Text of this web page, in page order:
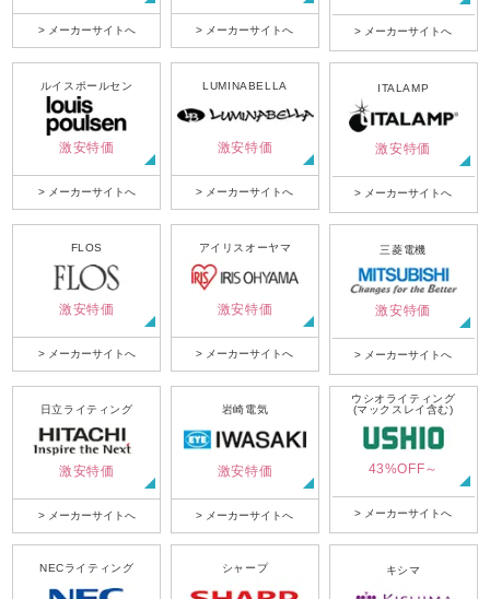
> メーカーサイトへ > メーカーサイトへ > メーカーサイトへ
ルイスポールセン
激安特価
> メーカーサイトへ
LUMINABELLA
激安特価
> メーカーサイトへ
ITALAMP
激安特価
> メーカーサイトへ
FLOS
激安特価
> メーカーサイトへ
アイリスオーヤマ
激安特価
> メーカーサイトへ
三菱電機
激安特価
> メーカーサイトへ
日立ライティング
激安特価
> メーカーサイトへ
岩崎電気
激安特価
> メーカーサイトへ
ウシオライティング
(マックスレイ含む)
43%OFF～
> メーカーサイトへ
NECライティング シャープ キシマ